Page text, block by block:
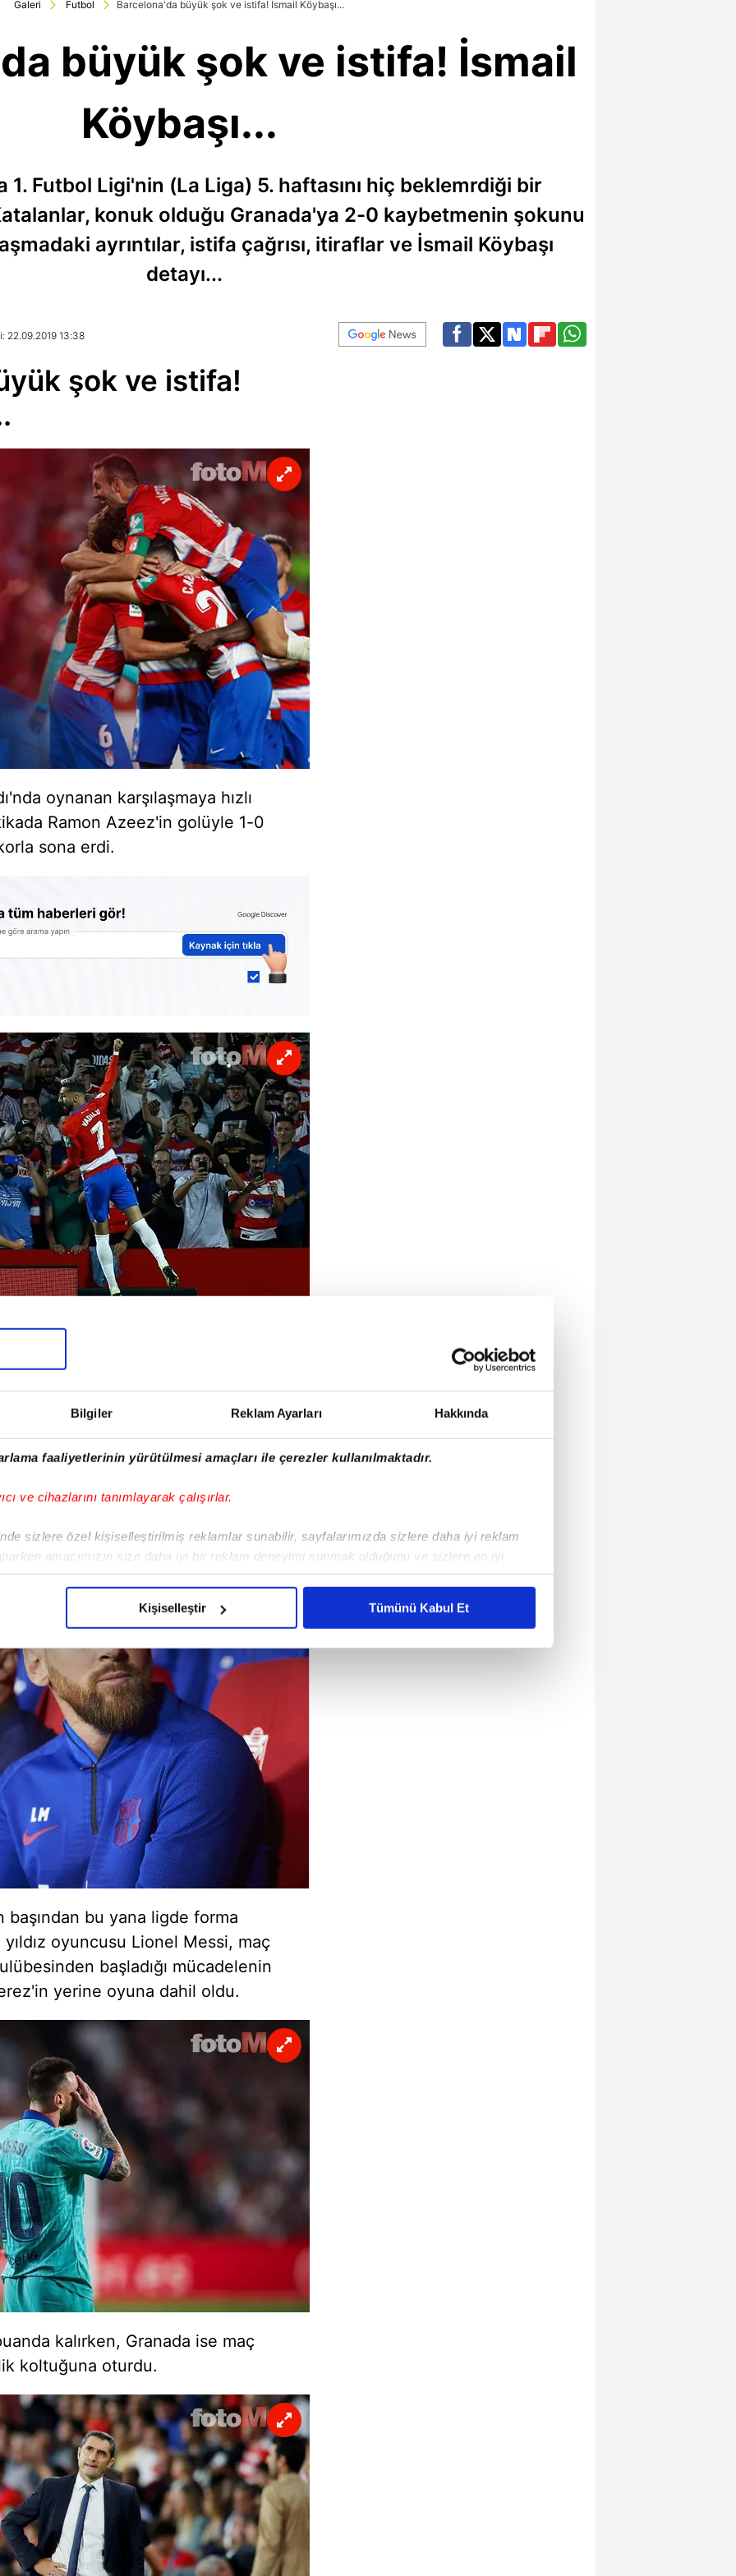
Bilgiler Reklam Ayarları Hakkında
faaliyetlerinin yürütülmesi amaçları ile çerezler kullanılmaktadır.
ve cihazlarını tanımlayarak çalışırlar.
sizlere özel kişiselleştirilmiş reklamlar sunabilir, sayfalarımızda sizlere daha iyi reklam
amacımızın size daha iyi bir reklam deneyimi sunmak olduğunu ve sizlere en iyi
gelen çabayı gösterdiğimizi ve bu noktada, reklamların maliyetlerimizi karşılamak
için İnternet Sitemizde kendimize ve üçüncü kişilere ait çerezler kullanılmaktadır. Bu
verileriniz işlenmekte olup gerekli olan çerezler bilgi toplumu hizmetlerinin sunulması
çerezler, sitemizin daha işlevsel kılınması ve kişiselleştirilmesi ve sizlere yönelik
amaçlarıyla sınırlı olarak açık rızanız dahilinde kullanılacaktır.
yer alan panel vasıtasıyla belirleyebilirsiniz. Çerezlere ilişkin detaylı bilgi için Ayarlar
Metnimiziziyaret edebilirsiniz.
Kanunu uyarınca hazırlanmış Aydınlatma Metnimizi okumak ve sitemizde ilgili
çerezlerle ilgili bilgi almak için lütfen
tıklayınız
Kişiselleştir Tümünü Kabul Et
Galeri Futbol Barcelona'da büyük şok ve istifa! İsmail Köybaşı...
büyük şok ve istifa! İsmail
Köybaşı...
1. Futbol Ligi'nin (La Liga) 5. haftasını hiç beklemrdiği bir
konuk olduğu Granada'ya 2-0 kaybetmenin şokunu
ayrıntılar, istifa çağrısı, itiraflar ve İsmail Köybaşı
detayı...
22.09.2019 13:38
şok ve istifa!
oynanan karşılaşmaya hızlı
Ramon Azeez'in golüyle 1-0
sona erdi.
sürdüren ev sahibi ekip, 66. dakikada
farkı ikiye çıkardı ve
üstünlüğüyle sona erdi.
başından bu yana ligde forma
oyuncusu Lionel Messi, maç
başladığı mücadelenin
yerine oyuna dahil oldu.
kalırken, Granada ise maç
koltuğuna oturdu.